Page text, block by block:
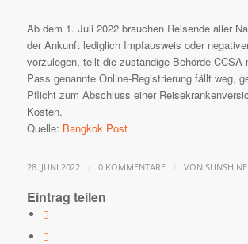
Ab dem 1. Juli 2022 brauchen Reisende aller
der Ankunft lediglich Impfausweis oder
vorzulegen, teilt die zuständige Behörde CCSA
Pass genannte Online-Registrierung fällt weg,
Pflicht zum Abschluss einer
Kosten.
Quelle: Bangkok Post
28. JUNI 2022 / 0 KOMMENTARE / VON SUNSHINE
Eintrag teilen